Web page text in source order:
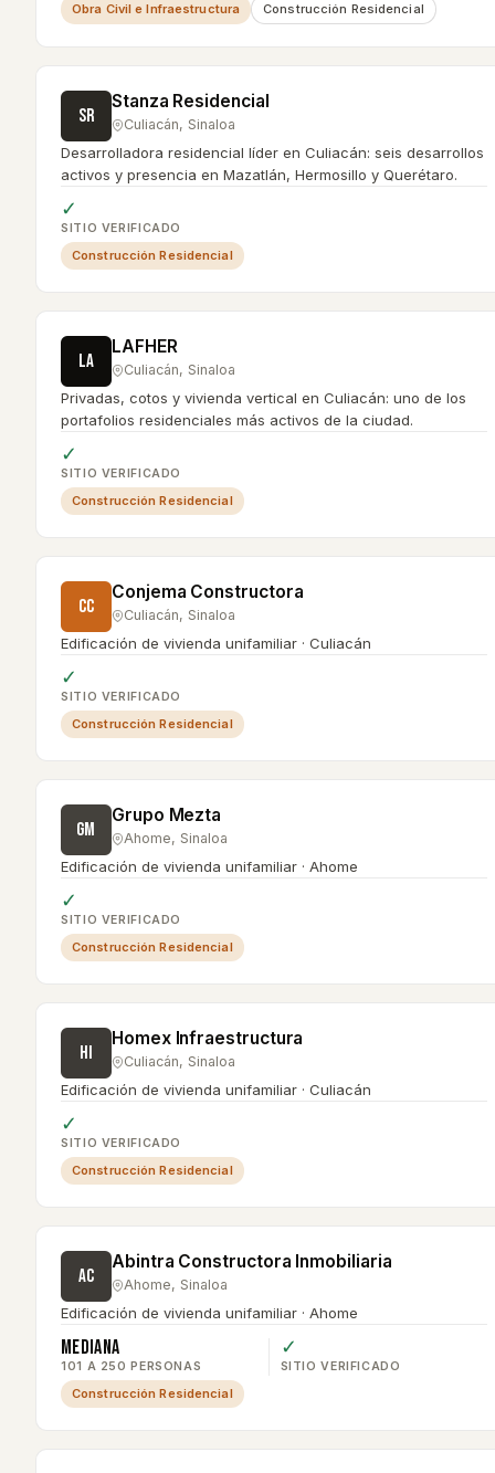
Obra Civil e Infraestructura Construcción Residencial
SR
Stanza Residencial
Culiacán, Sinaloa
Desarrolladora residencial líder en Culiacán: seis desarrollos
activos y presencia en Mazatlán, Hermosillo y Querétaro.
✓
SITIO VERIFICADO
Construcción Residencial
LA
LAFHER
Culiacán, Sinaloa
Privadas, cotos y vivienda vertical en Culiacán: uno de los
portafolios residenciales más activos de la ciudad.
✓
SITIO VERIFICADO
Construcción Residencial
CC
Conjema Constructora
Culiacán, Sinaloa
Edificación de vivienda unifamiliar · Culiacán
✓
SITIO VERIFICADO
Construcción Residencial
GM
Grupo Mezta
Ahome, Sinaloa
Edificación de vivienda unifamiliar · Ahome
✓
SITIO VERIFICADO
Construcción Residencial
HI
Homex Infraestructura
Culiacán, Sinaloa
Edificación de vivienda unifamiliar · Culiacán
✓
SITIO VERIFICADO
Construcción Residencial
AC
Abintra Constructora Inmobiliaria
Ahome, Sinaloa
Edificación de vivienda unifamiliar · Ahome
Mediana
101 A 250 PERSONAS
✓
SITIO VERIFICADO
Construcción Residencial